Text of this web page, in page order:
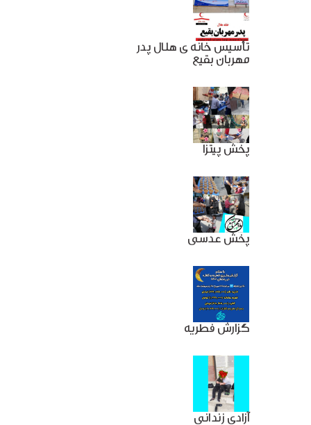
تأسیس خانه ی هلال پدر
مهربان بقیع
پخش پیتزا
پخش عدسی
گزارش فطریه
آزادی زندانی